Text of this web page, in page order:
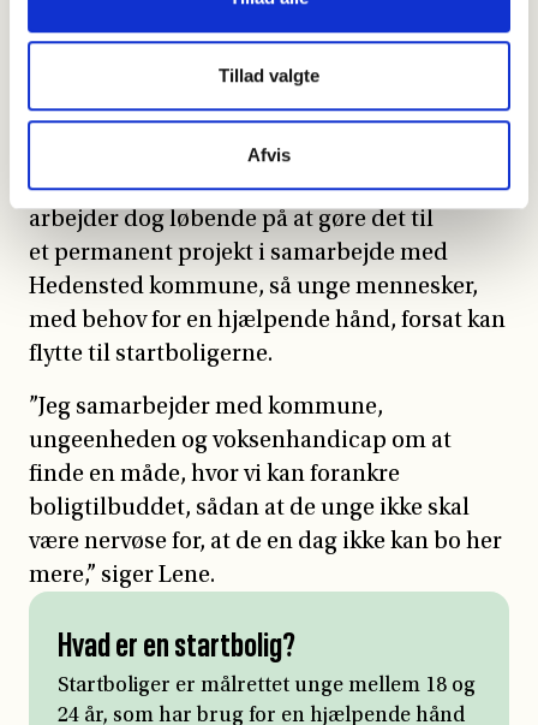
Tillad valgte
Afvis
Hedensted hører under Østjysk
Boligselskab og er finansieret af
Midlerne udløber dog i 2027, og derfra er
fremtiden usikker for Stjernegårdsvej. Lene
arbejder dog løbende på at gøre det til
et permanent projekt i samarbejde med
Hedensted kommune, så unge mennesker,
med behov for en hjælpende hånd, forsat kan
flytte til startboligerne.
”Jeg samarbejder med kommune,
ungeenheden og voksenhandicap om at
finde en måde, hvor vi kan forankre
boligtilbuddet, sådan at de unge ikke skal
være nervøse for, at de en dag ikke kan bo her
mere,” siger Lene.